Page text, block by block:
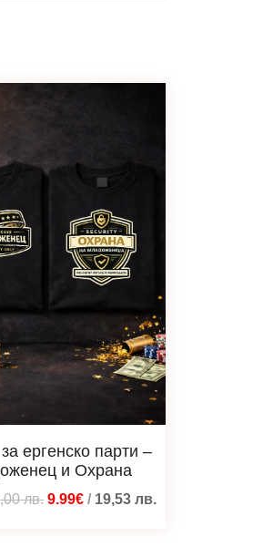
ергенско парти –
и Охрана
лв. 9.99€/ 19,53 лв.